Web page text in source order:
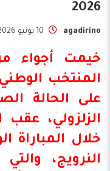
2026
agadirino 10 يونيو 2026 - 9:10
خيمت أجواء
المنتخب
على الحالة
الزلزولي، عقب
خلال المباراة
النرويج،